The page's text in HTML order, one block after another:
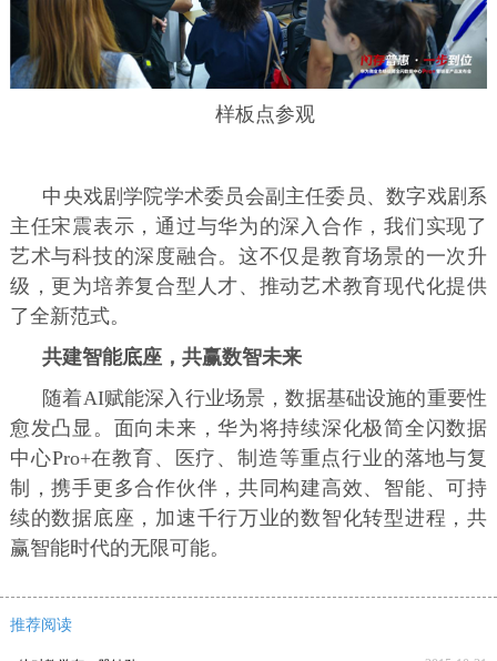
样板点参观
中央戏剧学院学术委员会副主任委员、数字戏剧系
主任宋震表示，通过与华为的深入合作，我们实现了
艺术与科技的深度融合。这不仅是教育场景的一次升
级，更为培养复合型人才、推动艺术教育现代化提供
了全新范式。
共建智能底座，共赢数智未来
随着AI赋能深入行业场景，数据基础设施的重要性
愈发凸显。面向未来，华为将持续深化极简全闪数据
中心Pro+在教育、医疗、制造等重点行业的落地与复
制，携手更多合作伙伴，共同构建高效、智能、可持
续的数据底座，加速千行万业的数智化转型进程，共
赢智能时代的无限可能。
推荐阅读